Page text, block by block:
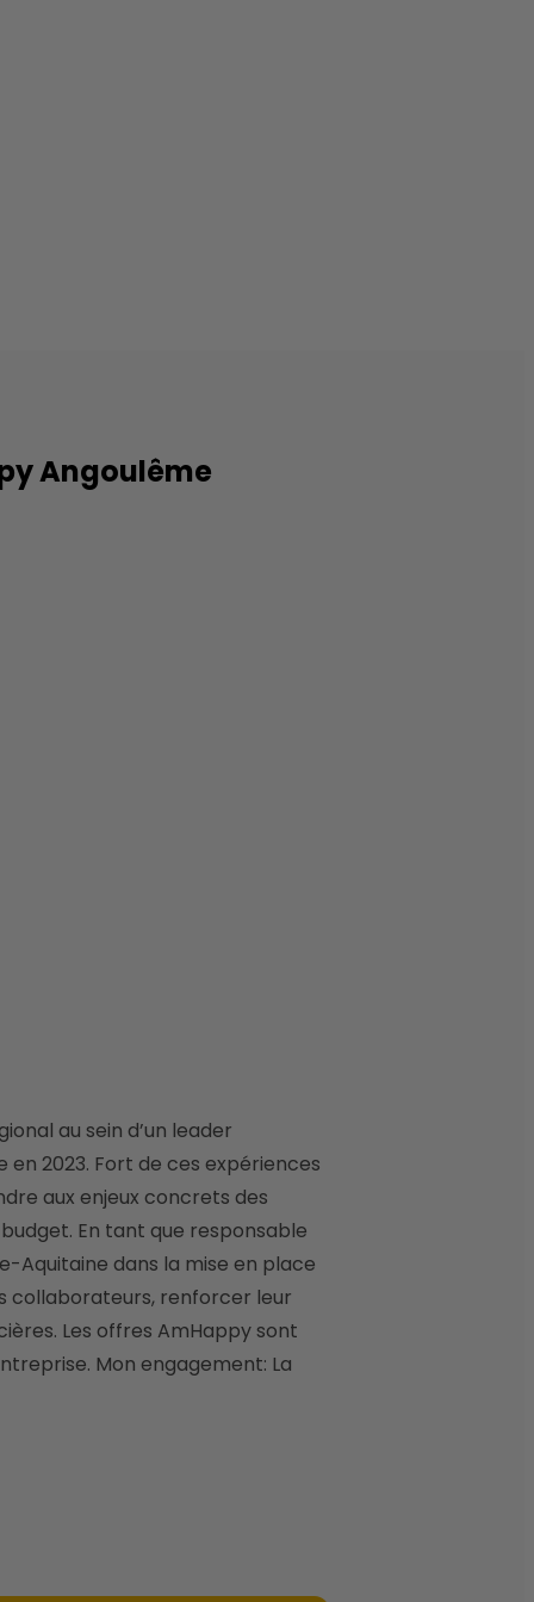
Angoulême
2023. Fort de ces expériences
aux enjeux concrets des
En tant que responsable
Aquitaine dans la mise en place
collaborateurs, renforcer leur
Les offres AmHappy sont
Mon engagement: La